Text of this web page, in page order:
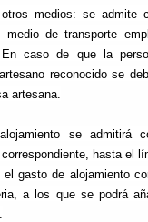
medios: se admite
de transporte
En caso de que la
reconocido se
artesana.
se admitirá
hasta el
el gasto de alojamiento
a los que se podrá